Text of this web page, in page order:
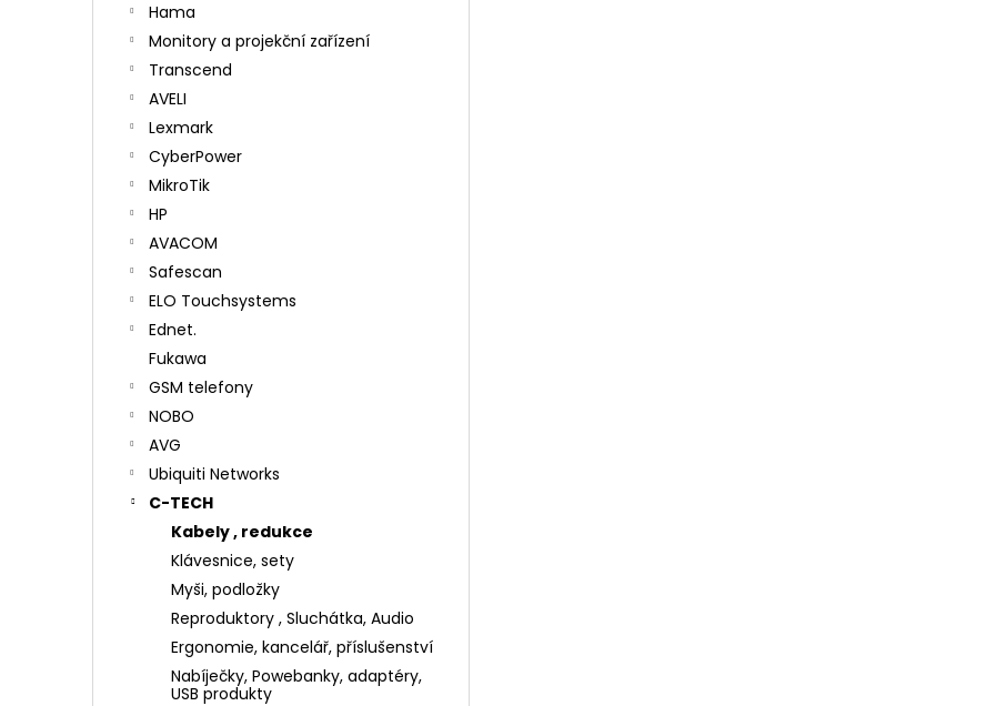
Hama
Monitory a projekční zařízení
Transcend
AVELI
Lexmark
CyberPower
MikroTik
HP
AVACOM
Safescan
ELO Touchsystems
Ednet.
Fukawa
GSM telefony
NOBO
AVG
Ubiquiti Networks
C-TECH
Kabely , redukce
Klávesnice, sety
Myši, podložky
Reproduktory , Sluchátka, Audio
Ergonomie, kancelář, příslušenství
Nabíječky, Powebanky, adaptéry,
USB produkty